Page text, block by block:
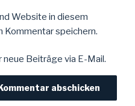
Website in diesem
Kommentar speichern.
Beiträge via E-Mail.